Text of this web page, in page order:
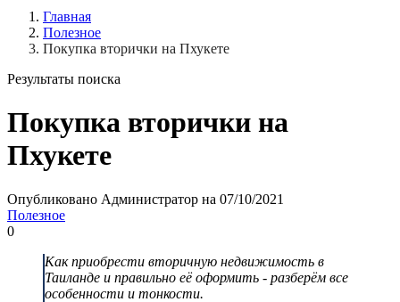
Главная
Полезное
Покупка вторички на Пхукете
Результаты поиска
Покупка вторички на
Пхукете
Опубликовано Администратор на 07/10/2021
Полезное
0
Как приобрести вторичную недвижимость в
Таиланде и правильно её оформить - разберём все
особенности и тонкости.